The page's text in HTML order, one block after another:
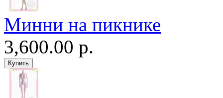
Минни на пикнике
3,600.00 р.